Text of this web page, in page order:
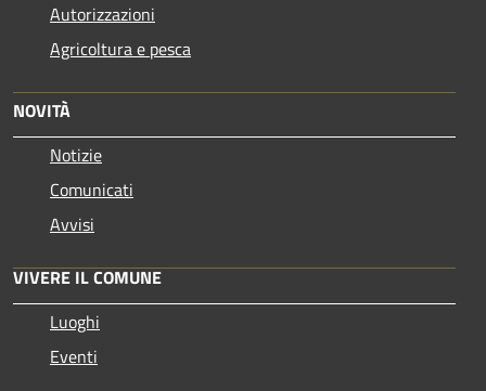
Autorizzazioni
Agricoltura e pesca
NOVITÀ
Notizie
Comunicati
Avvisi
VIVERE IL COMUNE
Luoghi
Eventi